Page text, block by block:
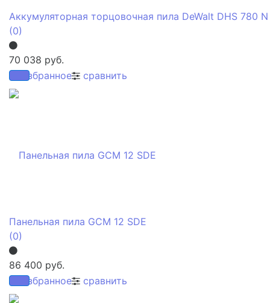
избранное сравнить
Аккумуляторная торцовочная пила DeWalt DHS 780 N
(0)
70 038 руб.
избранное сравнить
Панельная пила GCM 12 SDE
(0)
86 400 руб.